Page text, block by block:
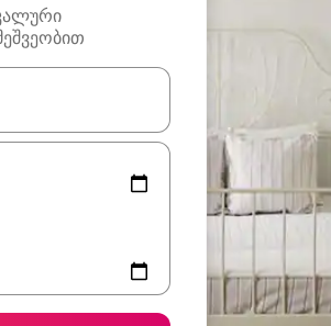
გახდება, ნავიგაციისთვის გამოიყენეთ